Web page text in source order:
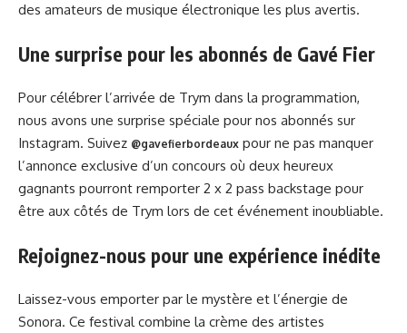
des amateurs de musique électronique les plus avertis.
Une surprise pour les abonnés de Gavé Fier
Pour célébrer l’arrivée de Trym dans la programmation,
nous avons une surprise spéciale pour nos abonnés sur
Instagram. Suivez @gavefierbordeaux pour ne pas manquer
l’annonce exclusive d’un concours où deux heureux
gagnants pourront remporter 2 x 2 pass backstage pour
être aux côtés de Trym lors de cet événement inoubliable.
Rejoignez-nous pour une expérience inédite
Laissez-vous emporter par le mystère et l’énergie de
Sonora. Ce festival combine la crème des artistes